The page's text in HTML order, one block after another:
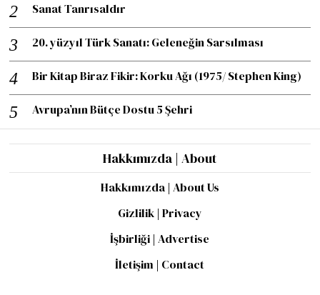
Sanat Tanrısaldır
20. yüzyıl Türk Sanatı: Geleneğin Sarsılması
Bir Kitap Biraz Fikir: Korku Ağı (1975/ Stephen King)
Avrupa’nın Bütçe Dostu 5 Şehri
Hakkımızda | About
Hakkımızda | About Us
Gizlilik | Privacy
İşbirliği | Advertise
İletişim | Contact